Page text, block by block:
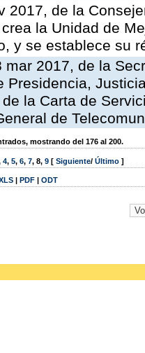
2017, de la
la Unidad de
y se establece su
mar 2017, de la
Presidencia,
la Carta de
de
mostrando del 176 al 200.
4, 5, 6, 7, 8, 9 [ Siguiente/ Último ]
| PDF | ODT